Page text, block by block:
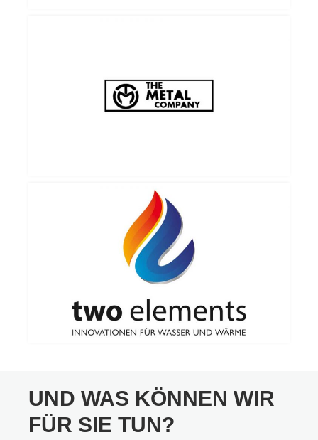
UND WAS KÖNNEN WIR
FÜR SIE TUN?